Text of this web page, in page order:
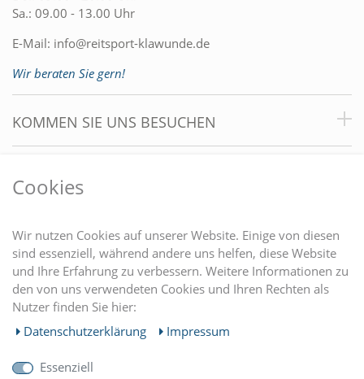
Sa.: 09.00 - 13.00 Uhr
E-Mail: info@reitsport-klawunde.de
Wir beraten Sie gern!
KOMMEN SIE UNS BESUCHEN
EINKAUFEN
MEIN KONTO
Cookies
Wir nutzen Cookies auf unserer Website. Einige von diesen
sind essenziell, während andere uns helfen, diese Website
und Ihre Erfahrung zu verbessern. Weitere Informationen zu
den von uns verwendeten Cookies und Ihren Rechten als
Nutzer finden Sie hier:
Daten­schutz­erklärung
Impressum
Essenziell